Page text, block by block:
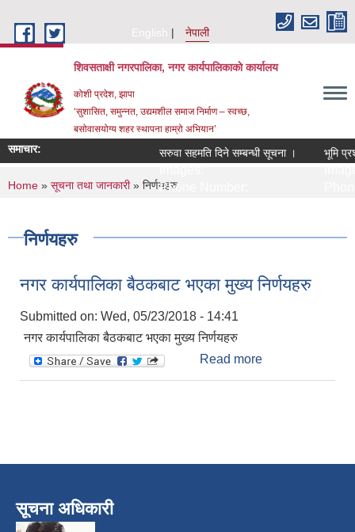
English
नेपाली
शिवसताक्षी नगरपालिका, नगर कार्यपालिकाकाे कार्यालय
कोशी प्रदेश, झापा
‘सुशासित, समुन्‍नत, उद्यमशील समाज निर्माण – स्वच्छ,
बसोवासयोग्य शहर स्थापना हाम्रो अभियान’
समाचार: सरुवा सहमति दिने सम्बन्धी सूचना ।
Phone Number:
भूमि
You are here
Home » सूचना तथा जानकारी» निर्णयहरु
निर्णयहरु
नगर कार्यपालिका बैठकबाट भएका मुख्य निर्णयहरु
Submitted on: Wed, 05/23/2018 - 14:41
नगर कार्यपालिका बैठकबाट भएका मुख्य निर्णयहरु
Read more
सूचना अधिकारी